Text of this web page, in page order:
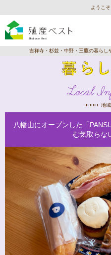
ようこ
吉祥寺・杉並・中野・三鷹の暮らし
Local
地
八幡山にオープンした「
む気取らな